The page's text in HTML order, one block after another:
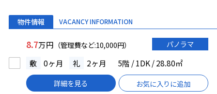
物件情報 VACANCY INFORMATION
8.7万円 （管理費など:10,000円） パノラマ
敷 0ヶ月 礼 2ヶ月 5階 / 1DK / 28.80㎡
詳細を見る お気に入りに追加